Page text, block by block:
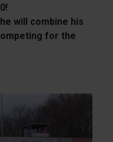
will combine his
for the